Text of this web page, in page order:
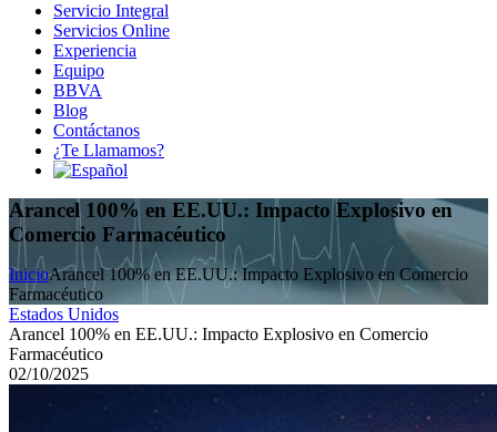
Servicio Integral
Servicios Online
Experiencia
Equipo
BBVA
Blog
Contáctanos
¿Te Llamamos?
Arancel 100% en EE.UU.: Impacto Explosivo en
Comercio Farmacéutico
InicioArancel 100% en EE.UU.: Impacto Explosivo en Comercio
Farmacéutico
Estados Unidos
Arancel 100% en EE.UU.: Impacto Explosivo en Comercio
Farmacéutico
02/10/2025